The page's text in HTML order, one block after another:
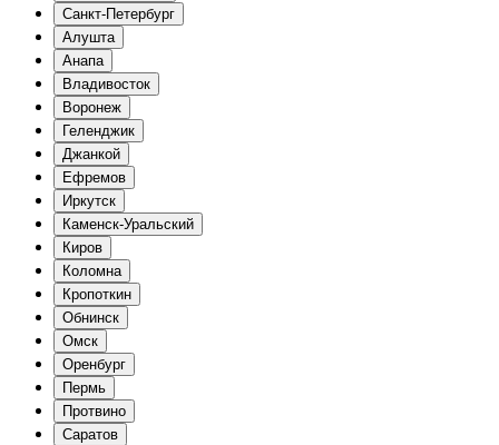
Санкт-Петербург
Алушта
Анапа
Владивосток
Воронеж
Геленджик
Джанкой
Ефремов
Иркутск
Каменск-Уральский
Киров
Коломна
Кропоткин
Обнинск
Омск
Оренбург
Пермь
Протвино
Саратов